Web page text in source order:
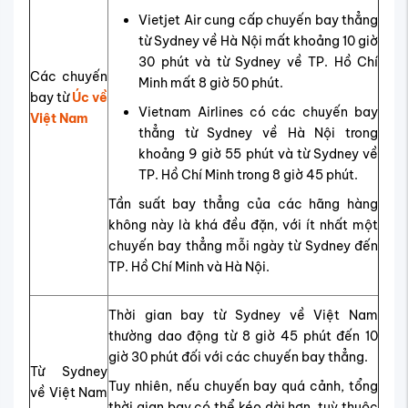
Các chuyến
bay từÚc về
Việt Nam
Vietjet Air cung cấp chuyến bay thẳng
từ Sydney về Hà Nội mất khoảng 10 giờ
30 phút và từ Sydney về TP. Hồ Chí
Minh mất 8 giờ 50 phút.
Vietnam Airlines có các chuyến bay
thẳng từ Sydney về Hà Nội trong
khoảng 9 giờ 55 phút và từ Sydney về
TP. Hồ Chí Minh trong 8 giờ 45 phút.
Tần suất bay thẳng của các hãng hàng
không này là khá đều đặn, với ít nhất một
chuyến bay thẳng mỗi ngày từ Sydney đến
TP. Hồ Chí Minh và Hà Nội.
Từ Sydney
về Việt Nam
Thời gian bay từ Sydney về Việt Nam
thường dao động từ 8 giờ 45 phút đến 10
giờ 30 phút đối với các chuyến bay thẳng.
Tuy nhiên, nếu chuyến bay quá cảnh, tổng